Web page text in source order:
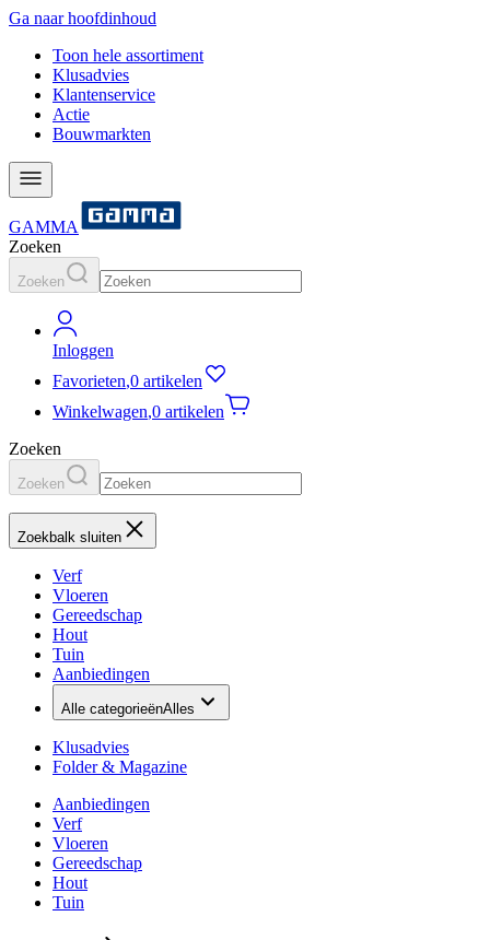
Ga naar hoofdinhoud
Toon hele assortiment
Klusadvies
Klantenservice
Actie
Bouwmarkten
GAMMA
Zoeken
Zoeken
Inloggen
Favorieten,0 artikelen
Winkelwagen,0 artikelen
Zoeken
Zoeken
Zoekbalk sluiten
Verf
Vloeren
Gereedschap
Hout
Tuin
Aanbiedingen
Alle categorieënAlles
Klusadvies
Folder & Magazine
Aanbiedingen
Verf
Vloeren
Gereedschap
Hout
Tuin